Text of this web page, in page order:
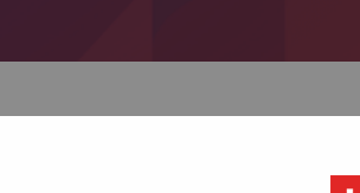
que deseas restablecer